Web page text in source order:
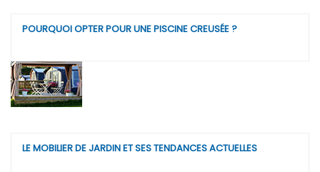
POURQUOI OPTER POUR UNE PISCINE CREUSÉE ?
LE MOBILIER DE JARDIN ET SES TENDANCES ACTUELLES